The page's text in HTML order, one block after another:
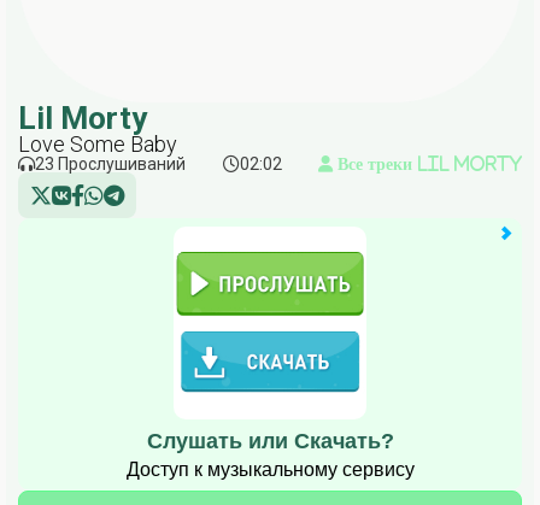
Lil Morty
Love Some Baby
23 Прослушиваний 02:02 Все треки Lil Morty
Слушать или Скачать?
Доступ к музыкальному сервису